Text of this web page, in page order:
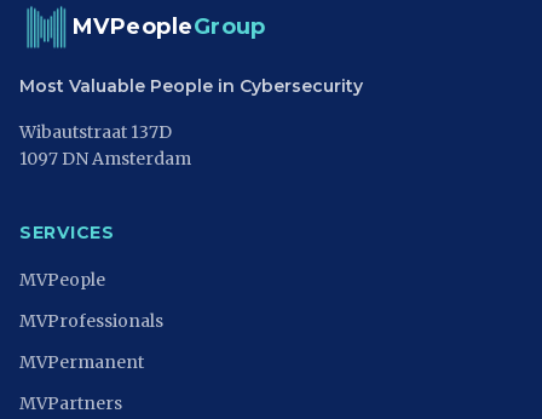
MVPeopleGroup
Most Valuable People in Cybersecurity
Wibautstraat 137D
1097 DN Amsterdam
SERVICES
MVPeople
MVProfessionals
MVPermanent
MVPartners